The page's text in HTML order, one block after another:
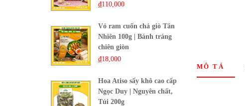
₫110,000
Vỏ ram cuốn chả giò Tân
Nhiên 100g | Bánh tráng
chiên giòn
₫18,000
Hoa Atiso sấy khô cao cấp
Ngọc Duy | Nguyên chất,
Túi 200g
MÔ TẢ